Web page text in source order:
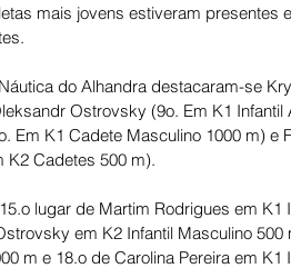
mais jovens estiveram presentes
do Alhandra destacaram-se
Ostrovsky (9o. Em K1
Em K1 Cadete Masculino 1000 m) e
K2 Cadetes 500 m).
lugar de Martim Rodrigues em K1
em K2 Infantil Masculino
m e 18.o de Carolina Pereira em K1